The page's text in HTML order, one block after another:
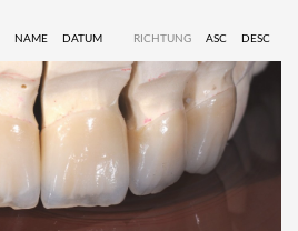
NAME DATUM RICHTUNG ASC DESC